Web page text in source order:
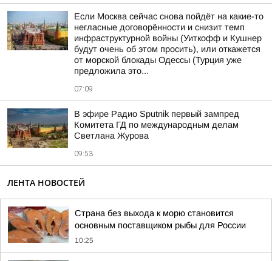
Если Москва сейчас снова пойдёт на какие-то
негласные договорённости и снизит темп
инфраструктурной войны (Уиткофф и Кушнер
будут очень об этом просить), или откажется
от морской блокады Одессы (Турция уже
предложила это...
07:09
В эфире Радио Sputnik первый зампред
Комитета ГД по международным делам
Светлана Журова
09:53
ЛЕНТА НОВОСТЕЙ
Страна без выхода к морю становится
основным поставщиком рыбы для России
10:25